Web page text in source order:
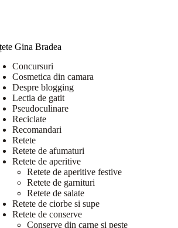
Gina Bradea
Concursuri
Cosmetica din camara
Despre blogging
Lectia de gatit
Pseudoculinare
Reciclate
Recomandari
Retete
Retete de afumaturi
Retete de aperitive
Retete de aperitive festive
Retete de garnituri
Retete de salate
Retete de ciorbe si supe
Retete de conserve
Conserve din carne si peste